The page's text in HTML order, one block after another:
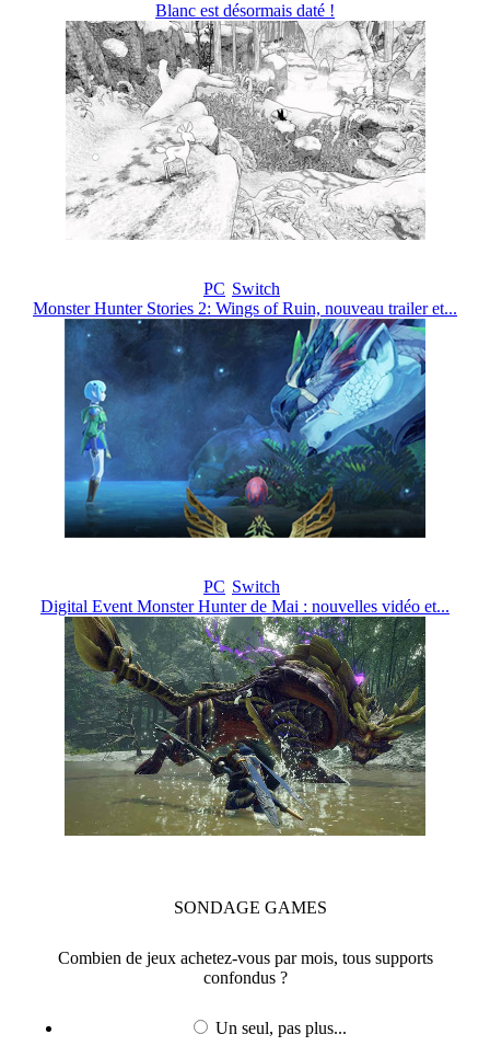
Blanc est désormais daté !
PC Switch
Monster Hunter Stories 2: Wings of Ruin, nouveau trailer et...
PC Switch
Digital Event Monster Hunter de Mai : nouvelles vidéo et...
SONDAGE GAMES
Combien de jeux achetez-vous par mois, tous supports
confondus ?
Un seul, pas plus...